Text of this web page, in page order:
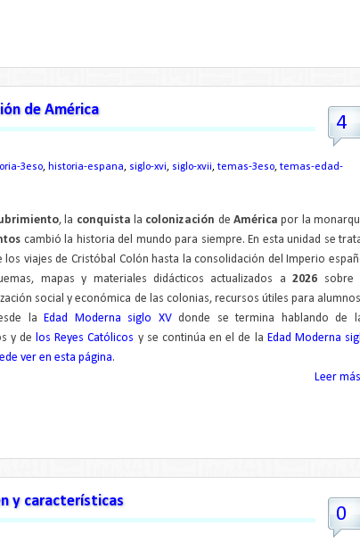
4
de América
3eso, historia-espana, siglo-xvi, siglo-xvii, temas-3eso, temas-edad-
, la conquista la colonización de Américapor la
cambió la historia del mundo para siempre. En esta unidad se
los viajes de Cristóbal Colón hasta la consolidación del Imperio
mapas y materiales didácticos actualizados a2026
sobre
social y económica de las colonias, recursos útiles para
la Edad Moderna siglo XVdonde se termina hablando de
y de
los Reyes Católicos y se continúa en el de la Edad Moderna
ver en esta página.
Leer
0
y características